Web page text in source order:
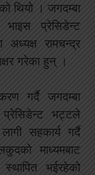
थियो । जगदम्बा
भाइस प्रेसिडेन्ट
रामचन्द्र
गरेका हुन् ।
गर्दै जगदम्बा
प्रेसिडेन्ट भट्टले
सहकार्य गर्दै
माध्यमबाट
भईरहेको